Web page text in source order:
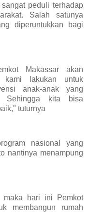
peduli terhadap
Salah satunya
diperuntukkan bagi
Makassar akan
kami lakukan untuk
anak-anak yang
Sehingga kita bisa
tuturnya
nasional yang
nantinya menampung
maka hari ini Pemkot
membangun rumah